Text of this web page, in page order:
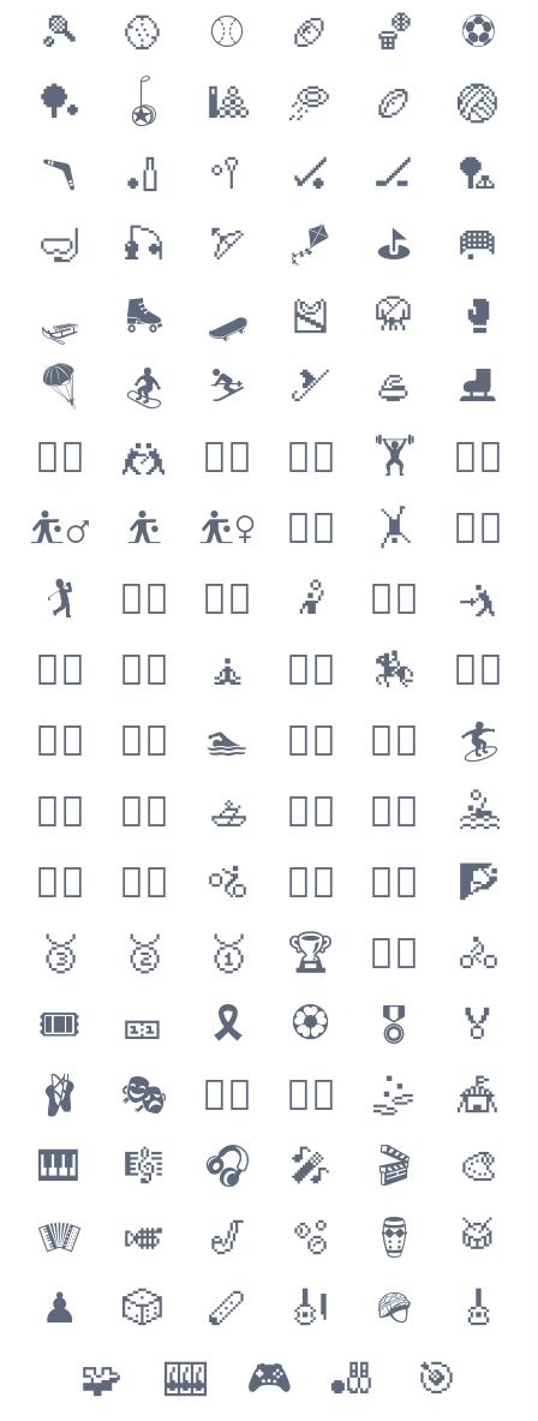
⚽
🏀
🏈
⚾
🥎
🎾
🏐
🏉
🥏
🎱
🪀
🏓
🏸
🏒
🏑
🥍
🏏
🪃
🥅
⛳
🪁
🏹
🎣
🤿
🥊
🥋
🎽
🛹
🛼
🛷
⛸
🥌
🎿
⛷
🏂
🪂
🏋️‍♀️
🏋️
🏋️‍♂️
🤼‍♀️
🤼
🤼‍♂️
🤸‍♀️
🤸
🤸‍♂️
⛹️‍♀️
⛹️
⛹️‍♂️
🤺
🤾‍♀️
🤾
🤾‍♂️
🏌️‍♀️
🏌️
🏌️‍♂️
🏇
🧘‍♀️
🧘
🧘‍♂️
🏄‍♀️
🏄
🏄‍♂️
🏊‍♀️
🏊
🏊‍♂️
🤽‍♀️
🤽
🤽‍♂️
🚣‍♀️
🚣
🚣‍♂️
🧗‍♀️
🧗
🧗‍♂️
🚵‍♀️
🚵
🚵‍♂️
🚴‍♀️
🚴
🚴‍♂️
🏆
🥇
🥈
🥉
🏅
🎖
🏵
🎗
🎫
🎟
🎪
🤹
🤹‍♂️
🤹‍♀️
🎭
🩰
🎨
🎬
🎤
🎧
🎼
🎹
🥁
🪘
🫧
🎷
🎺
🪗
🎸
🪖
🎻
🪈
🎲
♟
🎯
🎳
🎮
🎰
🧩